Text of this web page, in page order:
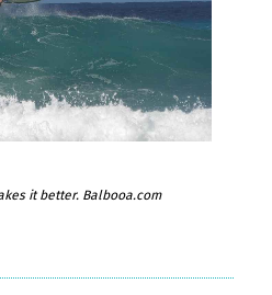
it better. Balbooa.com